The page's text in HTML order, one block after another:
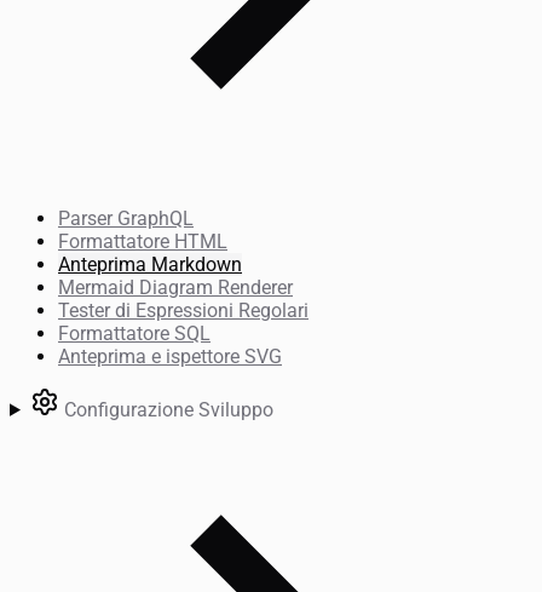
Parser GraphQL
Formattatore HTML
Anteprima Markdown
Mermaid Diagram Renderer
Tester di Espressioni Regolari
Formattatore SQL
Anteprima e ispettore SVG
Configurazione Sviluppo